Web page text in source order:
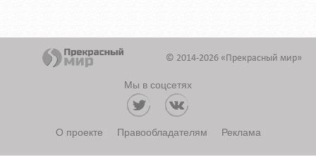
© 2014-2026 «Прекрасный мир»
Мы в соцсетях
О проекте Правообладателям Реклама